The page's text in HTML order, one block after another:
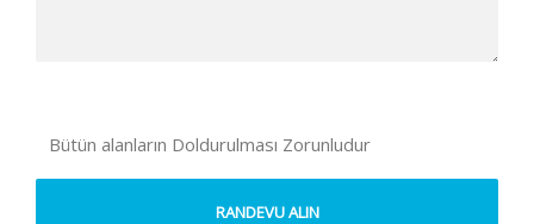
Bütün alanların Doldurulması Zorunludur